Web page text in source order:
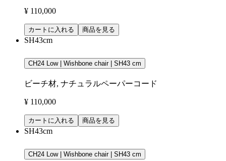
¥ 110,000
カートに入れる 商品を見る
SH43cm
CH24 Low | Wishbone chair | SH43 cm
ビーチ材, ナチュラルペーパーコード
¥ 110,000
カートに入れる 商品を見る
SH43cm
CH24 Low | Wishbone chair | SH43 cm